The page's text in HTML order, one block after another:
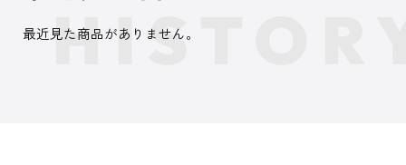
最近見た商品がありません。